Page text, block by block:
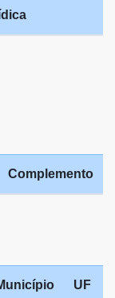
Complemento
UF